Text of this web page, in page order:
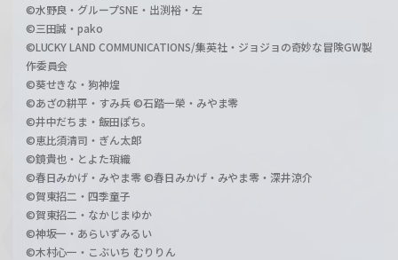
©水野良・グループSNE・出渕裕・左
©三田誠・pako
©LUCKY LAND COMMUNICATIONS/集英社・ジョジョの奇妙な冒険GW製
作委員会
©葵せきな・狗神煌
©あざの耕平・すみ兵 ©石踏一榮・みやま零
©井中だちま・飯田ぽち。
©恵比須清司・ぎん太郎
©鏡貴也・とよた瑣織
©春日みかげ・みやま零 ©春日みかげ・みやま零・深井涼介
©賀東招二・四季童子
©賀東招二・なかじまゆか
©神坂一・あらいずみるい
©木村心一・こぶいち むりりん